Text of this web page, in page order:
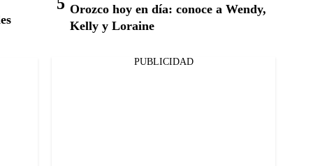
Orozco hoy en día: conoce a Wendy,
Kelly y Loraine
PUBLICIDAD